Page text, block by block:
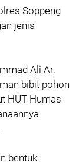
Soppeng
jenis
Ali Ar,
bibit pohon
HUT Humas
bentuk